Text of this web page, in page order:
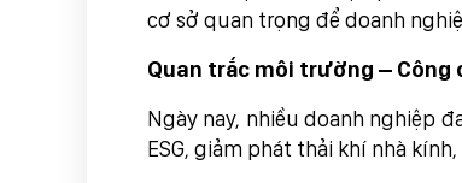
cơ sở quan trọng để doanh
Quan trắc môi trường –
Ngày nay, nhiều doanh nghiệp
ESG, giảm phát thải khí nhà